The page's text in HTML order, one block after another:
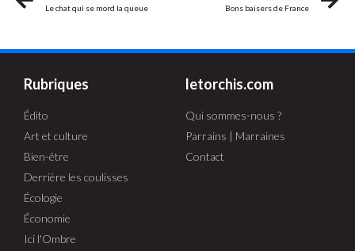
Le chat qui se mord la queue Bons baisers de France
Rubriques
Édito
Art et culture
Bien-être
Derrière les coulisses
Écologie
Économie
Ici l'Ombre
letorchis.com
Qui sommes-nous ?
Parrains | Marraines
Contact